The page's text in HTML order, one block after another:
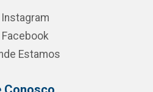
Instagram
Facebook
Estamos